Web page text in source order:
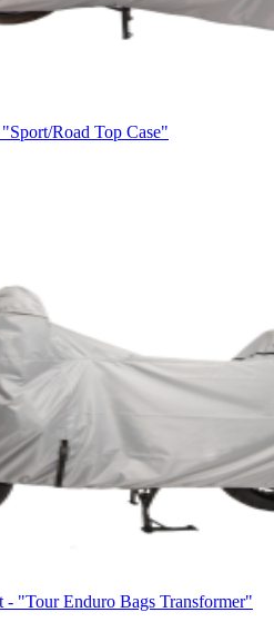
Road Top Case"
- "Tour Enduro Bags Transformer"